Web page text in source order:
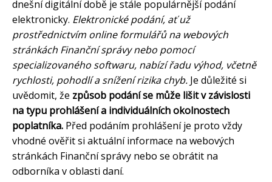
dnešní digitální době je stále populárnější podání
elektronicky. Elektronické podání, ať už
prostřednictvím online formulářů na webových
stránkách Finanční správy nebo pomocí
specializovaného softwaru, nabízí řadu výhod, včetně
rychlosti, pohodlí a snížení rizika chyb. Je důležité si
uvědomit, že způsob podání se může lišit v závislosti
na typu prohlášení a individuálních okolnostech
poplatníka. Před podáním prohlášení je proto vždy
vhodné ověřit si aktuální informace na webových
stránkách Finanční správy nebo se obrátit na
odborníka v oblasti daní.